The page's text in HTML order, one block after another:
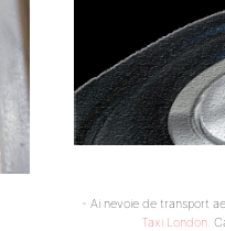
- Ai nevoie de transport
Taxi London.